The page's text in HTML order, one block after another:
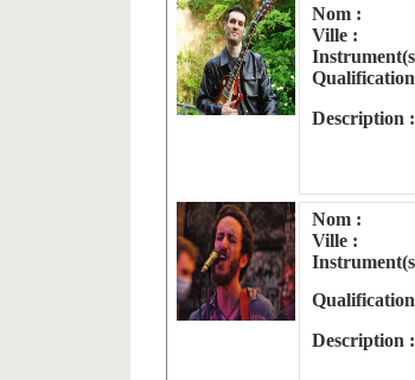
Nom :
Ville :
Description :
Nom :
Ville :
Description :